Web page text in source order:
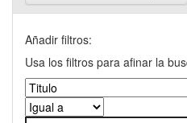
Añadir filtros:
Usa los filtros para afinar la